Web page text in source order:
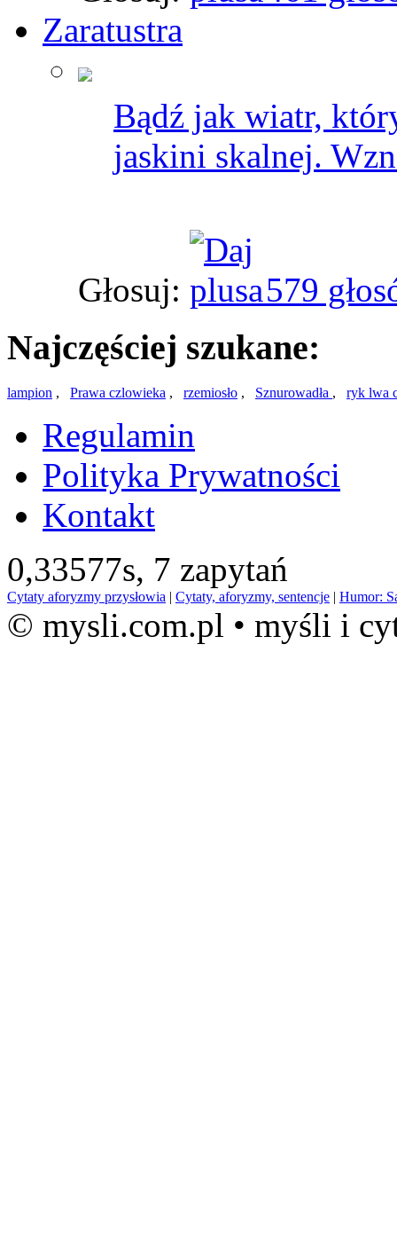
Zaratustra
Bądź jak wiatr,
jaskini skalnej.
Głosuj: 579
Najczęściej szukane:
lampion , Prawa czlowieka , rzemiosło , Sznurowadła , ryk lwa
Regulamin
Polityka Prywatności
Kontakt
0,33577s, 7 zapytań
Cytaty aforyzmy przysłowia | Cytaty, aforyzmy, sentencje | Humor:
© mysli.com.pl • myśli i